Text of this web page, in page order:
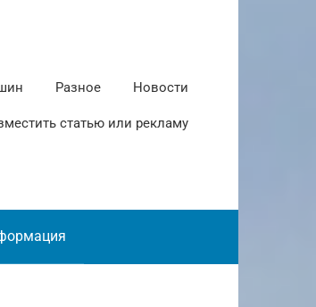
Разное Новости
статью или рекламу